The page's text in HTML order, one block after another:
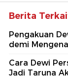
Berita
Pengakuan
demi
Cara Dewi
Jadi Taruna